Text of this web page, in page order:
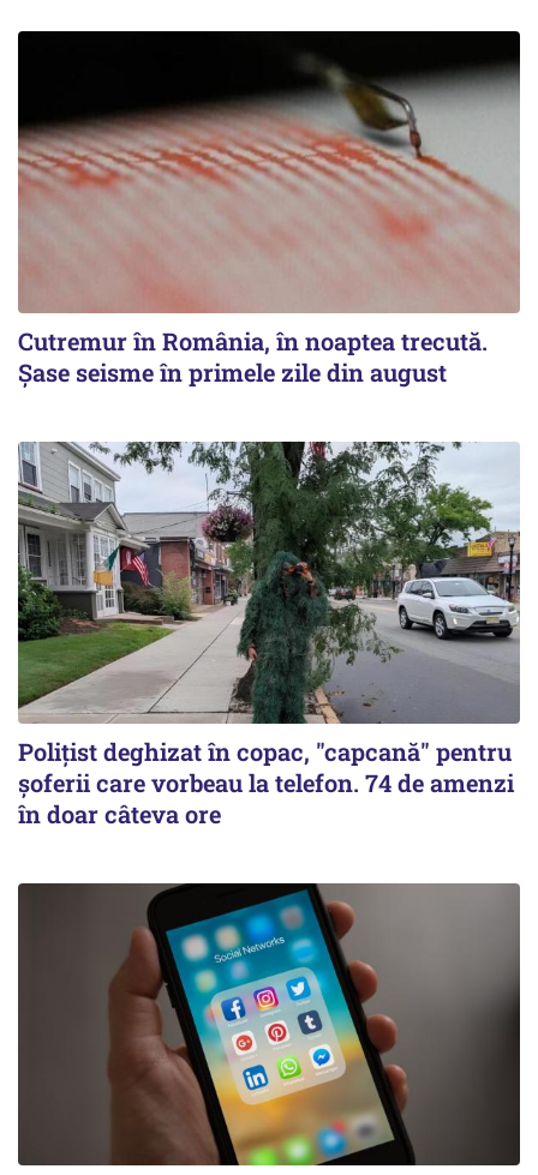
Cutremur în România, în noaptea trecută.
Șase seisme în primele zile din august
Polițist deghizat în copac, "capcană" pentru
șoferii care vorbeau la telefon. 74 de amenzi
în doar câteva ore